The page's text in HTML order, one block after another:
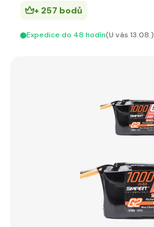
+ 257 bodů
Expedice do 48 hodín(U vás 13.08.)